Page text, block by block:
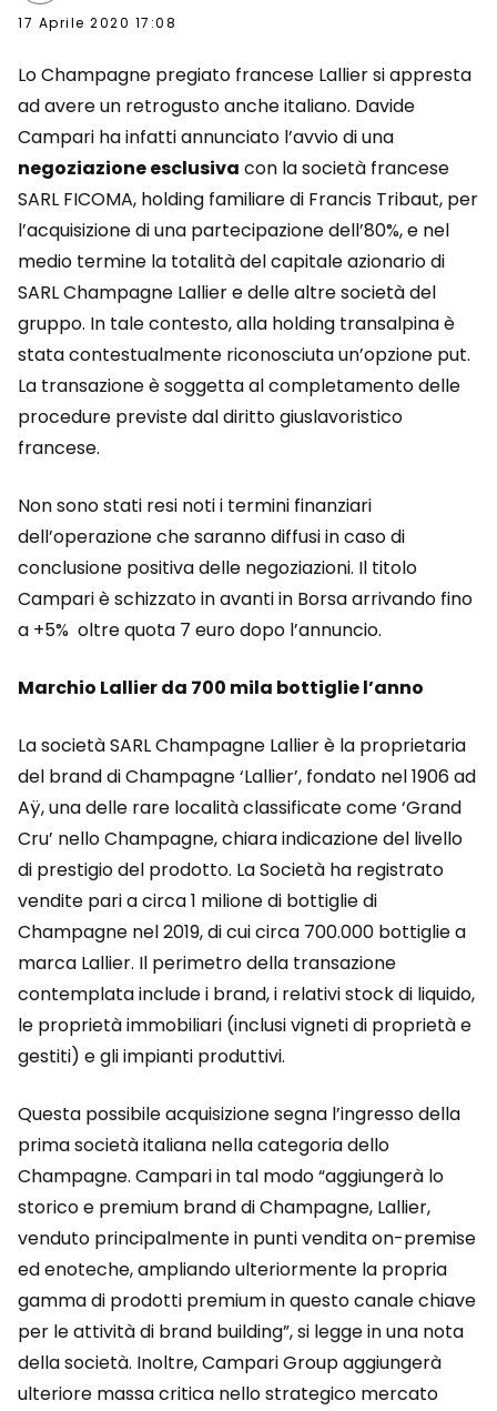
17 Aprile 2020 17:08
Lo Champagne pregiato francese Lallier si appresta
ad avere un retrogusto anche italiano. Davide
Campari ha infatti annunciato l’avvio di una
negoziazione esclusiva con la società francese
SARL FICOMA, holding familiare di Francis Tribaut, per
l’acquisizione di una partecipazione dell’80%, e nel
medio termine la totalità del capitale azionario di
SARL Champagne Lallier e delle altre società del
gruppo. In tale contesto, alla holding transalpina è
stata contestualmente riconosciuta un’opzione put.
La transazione è soggetta al completamento delle
procedure previste dal diritto giuslavoristico
francese.
Non sono stati resi noti i termini finanziari
dell’operazione che saranno diffusi in caso di
conclusione positiva delle negoziazioni. Il titolo
Campari è schizzato in avanti in Borsa arrivando fino
a +5% oltre quota 7 euro dopo l’annuncio.
Marchio Lallier da 700 mila bottiglie l’anno
La società SARL Champagne Lallier è la proprietaria
del brand di Champagne ‘Lallier’, fondato nel 1906 ad
Aÿ, una delle rare località classificate come ‘Grand
Cru’ nello Champagne, chiara indicazione del livello
di prestigio del prodotto. La Società ha registrato
vendite pari a circa 1 milione di bottiglie di
Champagne nel 2019, di cui circa 700.000 bottiglie a
marca Lallier. Il perimetro della transazione
contemplata include i brand, i relativi stock di liquido,
le proprietà immobiliari (inclusi vigneti di proprietà e
gestiti) e gli impianti produttivi.
Questa possibile acquisizione segna l’ingresso della
prima società italiana nella categoria dello
Champagne. Campari in tal modo “aggiungerà lo
storico e premium brand di Champagne, Lallier,
venduto principalmente in punti vendita on-premise
ed enoteche, ampliando ulteriormente la propria
gamma di prodotti premium in questo canale chiave
per le attività di brand building”, si legge in una nota
della società. Inoltre, Campari Group aggiungerà
ulteriore massa critica nello strategico mercato